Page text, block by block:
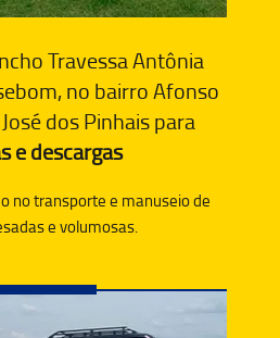
Travessa Antônia
no bairro Afonso
dos Pinhais para
e descargas
no transporte e manuseio de
e volumosas.